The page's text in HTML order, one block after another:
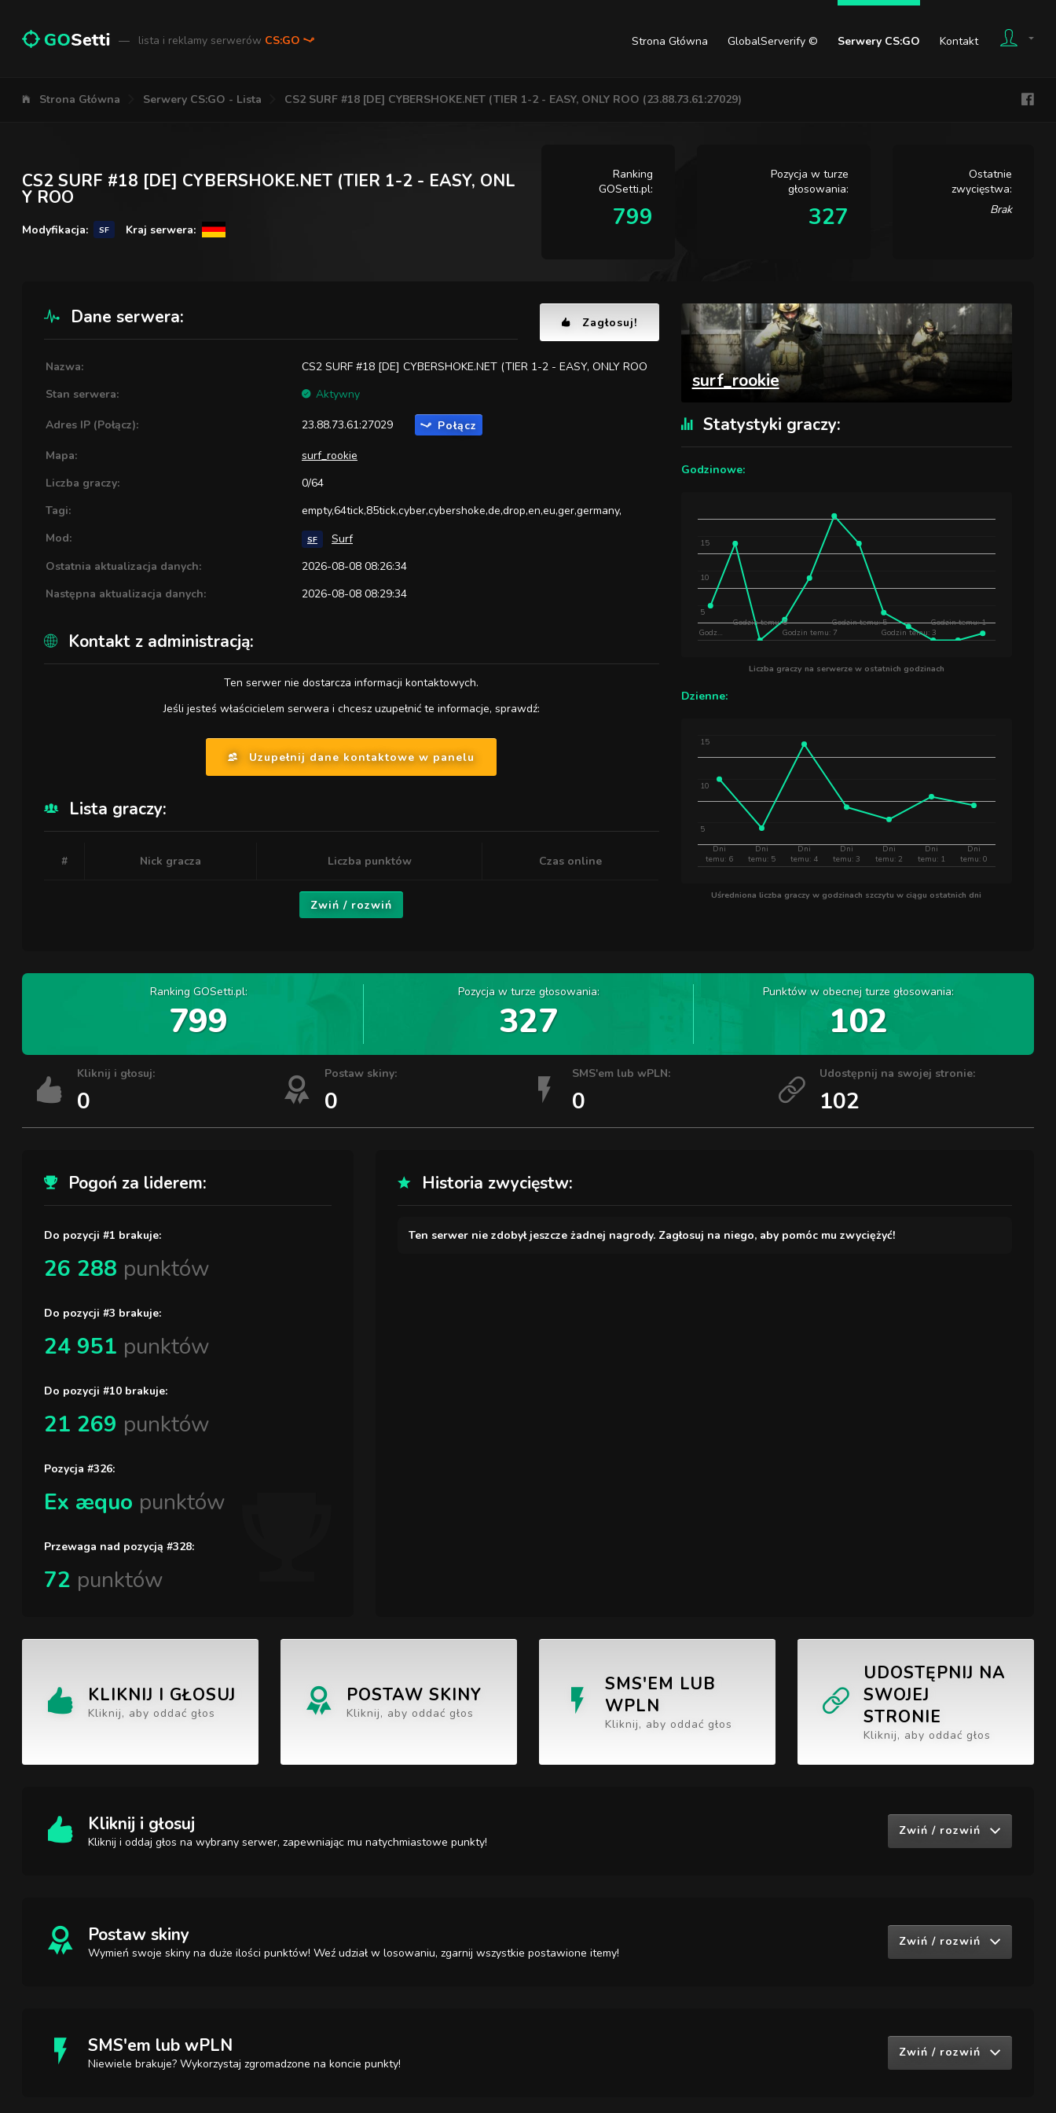
— lista i reklamy serwerów CS:GO Strona Główna GlobalServerify © Serwery CS:GO Kontakt
Strona Główna Serwery CS:GO - Lista CS2 SURF #18 [DE] CYBERSHOKE.NET (TIER 1-2 - EASY, ONLY ROO (23.88.73.61:27029)
CS2 SURF #18 [DE] CYBERSHOKE.NET (TIER 1-2 - EASY, ONL
Y ROO
Modyfikacja: SF Kraj serwera:
Ranking
GOSetti.pl:
799
Pozycja w turze
głosowania:
327
Ostatnie
zwycięstwa:
Brak
Dane serwera: Zagłosuj!
Nazwa:
CS2 SURF #18 [DE] CYBERSHOKE.NET (TIER 1-2 - EASY, ONLY ROO
Stan serwera:
Aktywny
Adres IP (Połącz): 23.88.73.61:27029 Połącz
Mapa:
surf_rookie
Liczba graczy:
0/64
Tagi:
empty,64tick,85tick,cyber,cybershoke,de,drop,en,eu,ger,germany,
Mod:
SF
Surf
Ostatnia aktualizacja danych:
2026-08-08 08:26:34
Następna aktualizacja danych:
2026-08-08 08:29:34
Kontakt z administracją:
Ten serwer nie dostarcza informacji kontaktowych.
Jeśli jesteś właścicielem serwera i chcesz uzupełnić te informacje, sprawdź:
Uzupełnij dane kontaktowe w panelu
Lista graczy:
# Nick gracza Liczba punktów Czas online
Zwiń / rozwiń
surf_rookie
Statystyki graczy:
Godzinowe:
Godz…
Godzin temu: 9
Godzin temu: 7
Godzin temu: 5
Godzin temu: 3
Godzin temu: 1
5
10
15
Liczba graczy na serwerze w ostatnich godzinach
Dzienne:
temu: 6
Dni
temu: 5
Dni
temu: 4
Dni
temu: 3
Dni
temu: 2
Dni
temu: 1
Dni
temu: 0
Dni
5
10
15
Uśredniona liczba graczy w godzinach szczytu w ciągu ostatnich dni
Ranking GOSetti.pl:
799
Pozycja w turze głosowania:
327
Punktów w obecnej turze głosowania:
102
Kliknij i głosuj:
0
Postaw skiny:
0
SMS'em lub wPLN:
0
Udostępnij na swojej stronie:
102
Pogoń za liderem:
Do pozycji #1 brakuje:
26 288 punktów
Do pozycji #3 brakuje:
24 951 punktów
Do pozycji #10 brakuje:
21 269 punktów
Pozycja #326:
Ex æquo punktów
Przewaga nad pozycją #328:
72 punktów
Historia zwycięstw:
Ten serwer nie zdobył jeszcze żadnej nagrody. Zagłosuj na niego, aby pomóc mu zwyciężyć!
KLIKNIJ I GŁOSUJ
Kliknij, aby oddać głos
POSTAW SKINY
Kliknij, aby oddać głos
SMS'EM LUB
WPLN
Kliknij, aby oddać głos
UDOSTĘPNIJ NA
SWOJEJ
STRONIE
Kliknij, aby oddać głos
Kliknij i głosuj
Kliknij i oddaj głos na wybrany serwer, zapewniając mu natychmiastowe punkty!
Zwiń / rozwiń
Postaw skiny
Wymień swoje skiny na duże ilości punktów! Weź udział w losowaniu, zgarnij wszystkie postawione itemy!
Zwiń / rozwiń
SMS'em lub wPLN
Niewiele brakuje? Wykorzystaj zgromadzone na koncie punkty!
Zwiń / rozwiń